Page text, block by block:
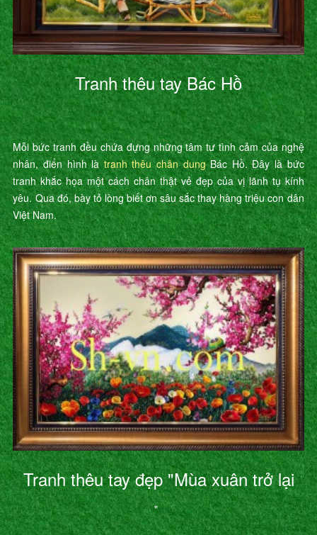
Tranh thêu tay Bác Hồ
Mỗi bức tranh đều chứa đựng những tâm tư tình cảm của nghệ
nhân, điển hình làtranh thêu chân dungBác Hồ. Đây là bức
tranh khắc họa một cách chân thật vẻ đẹp của vị lãnh tụ kính
yêu. Qua đó, bày tỏ lòng biết ơn sâu sắc thay hàng triệu con dân
Việt Nam.
Tranh thêu tay đẹp "Mùa xuân trở lại
"